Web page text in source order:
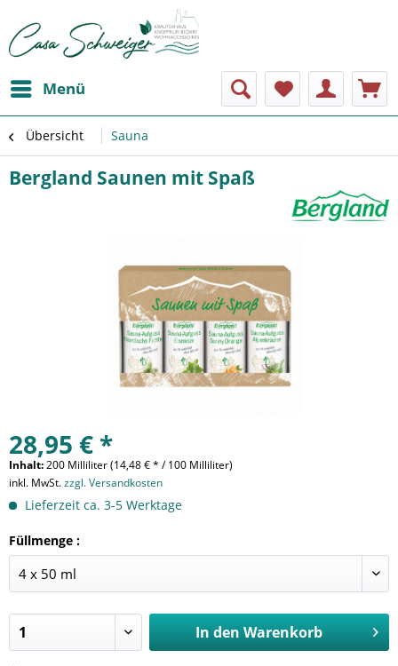
Menü
Übersicht Sauna
Bergland Saunen mit Spaß
28,95 € *
Inhalt:200 Milliliter (14,48 € * / 100 Milliliter)
inkl. MwSt.zzgl. Versandkosten
Lieferzeit ca. 3-5 Werktage
Füllmenge :
In den Warenkorb